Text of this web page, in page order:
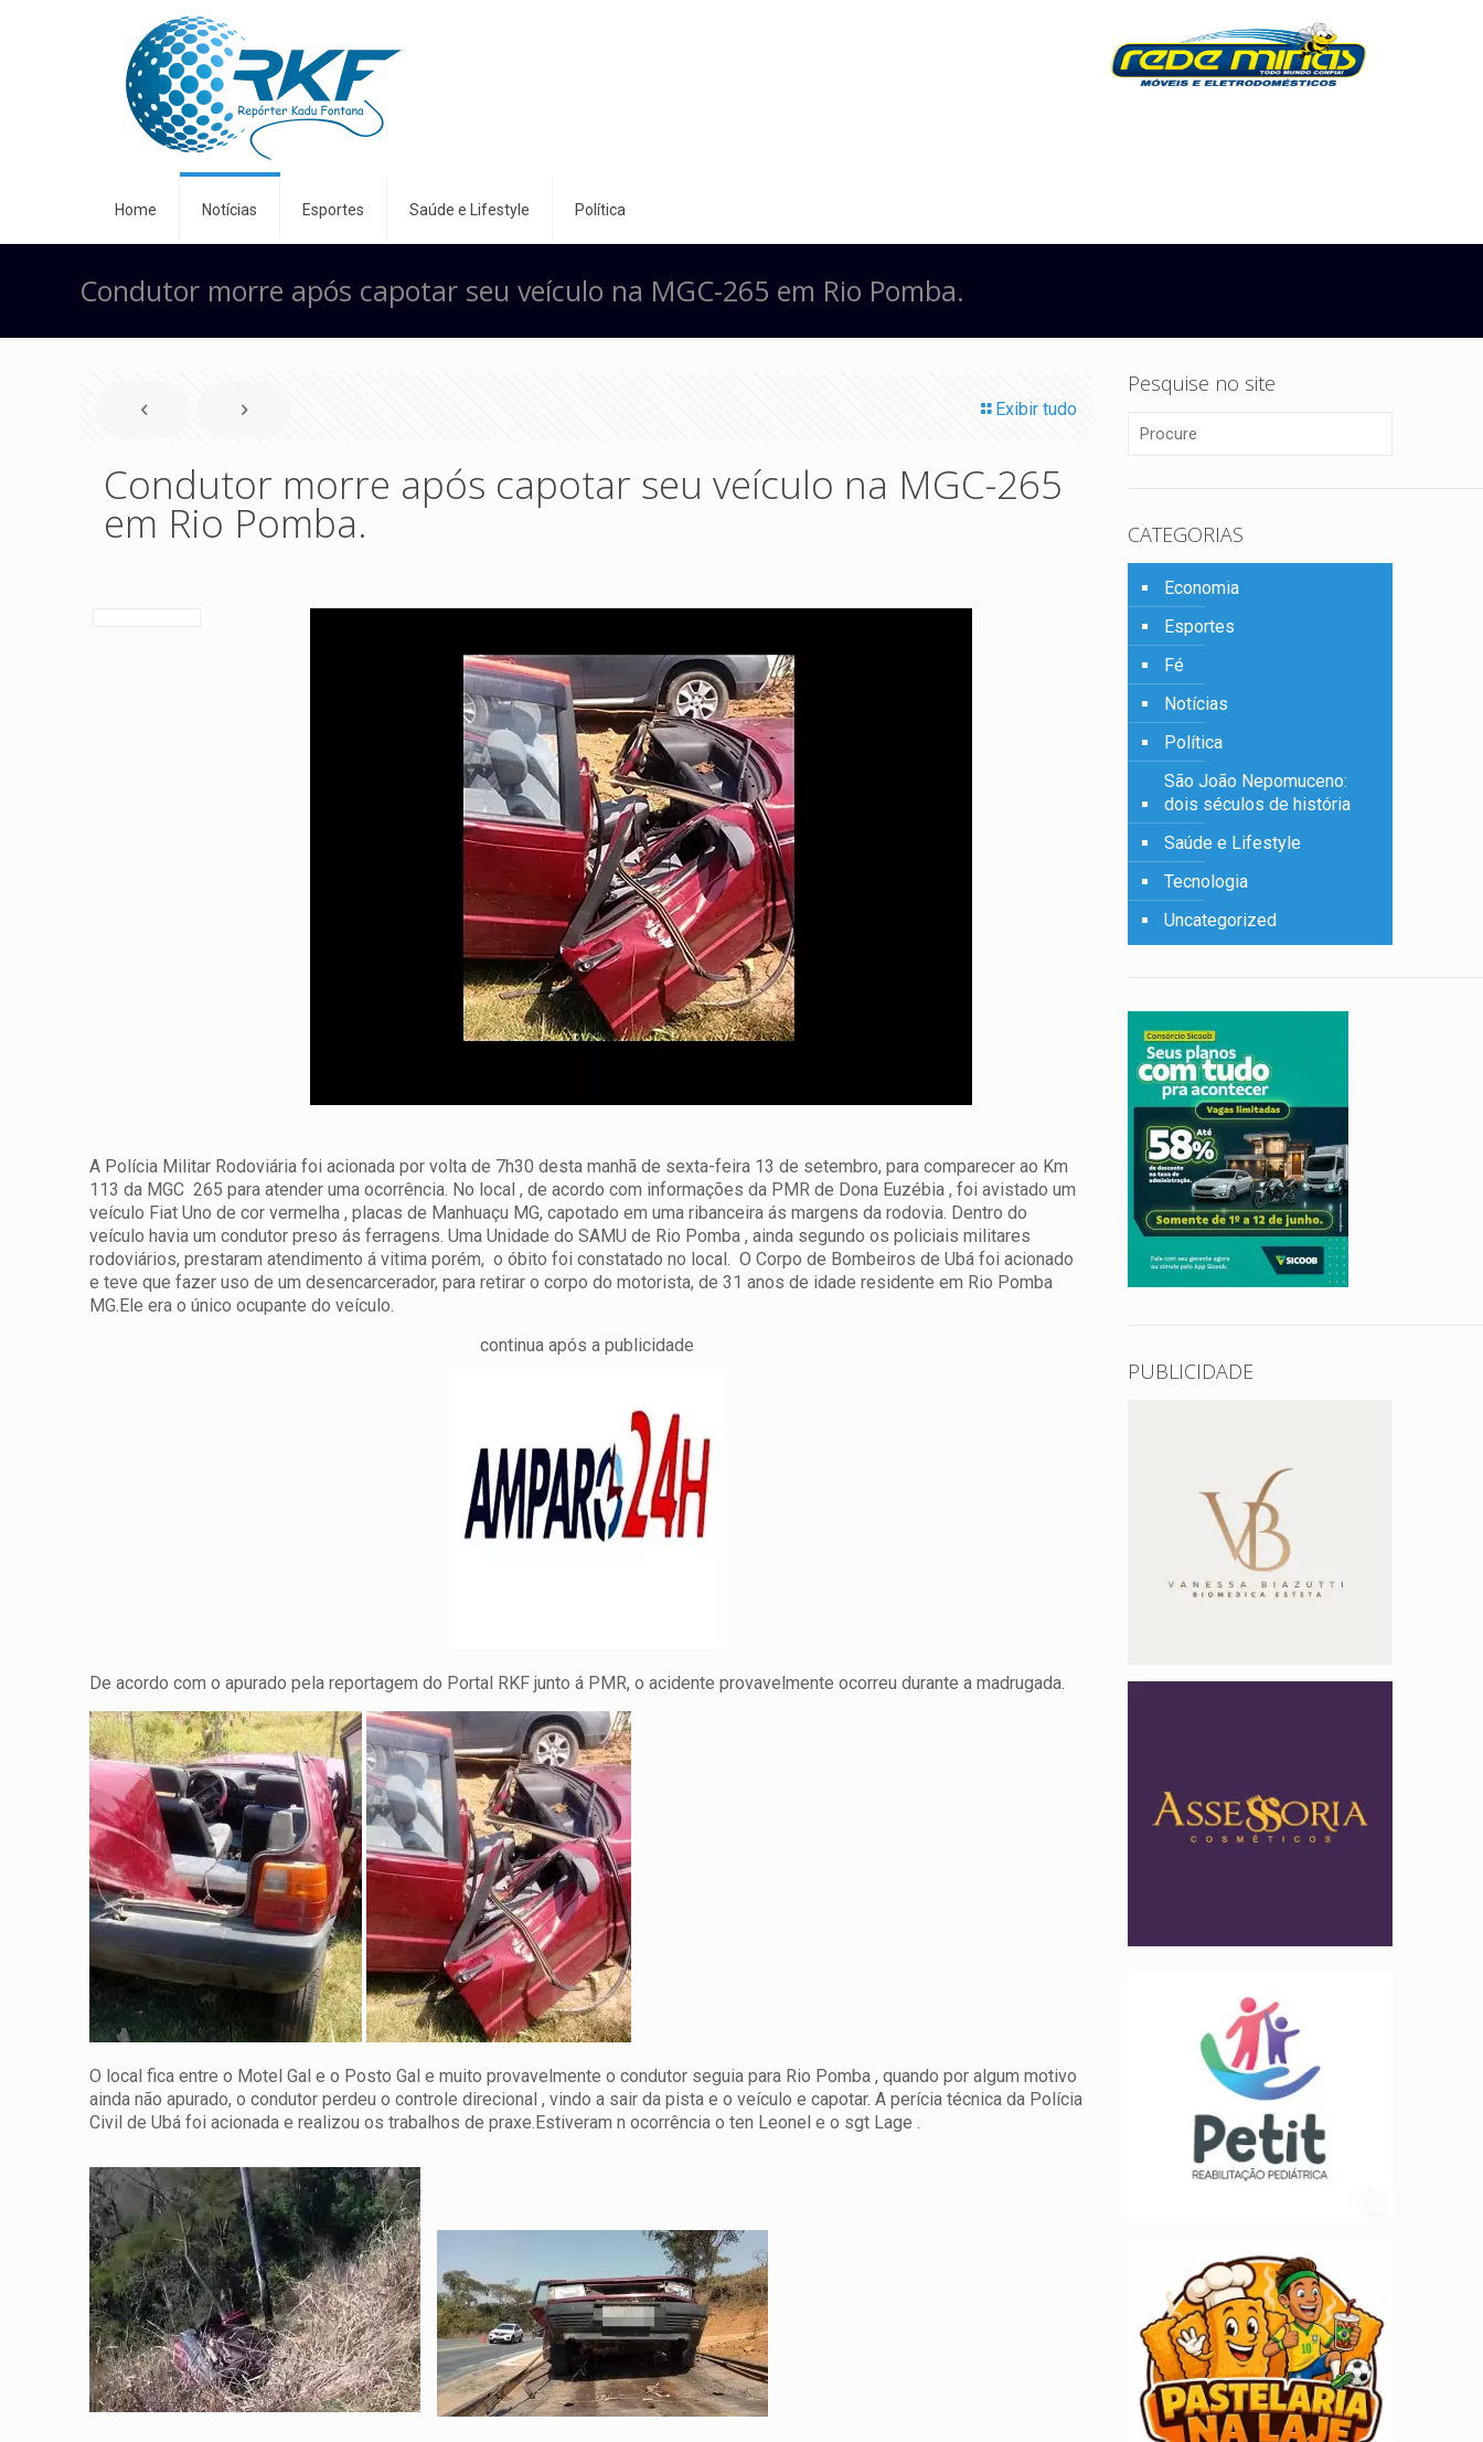
Home Notícias Esportes Saúde e Lifestyle Política
Condutor morre após capotar seu veículo na MGC-265 em Rio Pomba.
Exibir tudo
Condutor morre após capotar seu veículo na MGC-265
em Rio Pomba.
A Polícia Militar Rodoviária foi acionada por volta de 7h30 desta manhã de sexta-feira 13 de setembro, para comparecer ao Km
113 da MGC 265 para atender uma ocorrência. No local , de acordo com informações da PMR de Dona Euzébia , foi avistado um
veículo Fiat Uno de cor vermelha , placas de Manhuaçu MG, capotado em umaribanceira ás margens da rodovia. Dentro do
veículo havia um condutor preso ás ferragens. Uma Unidade do SAMU de Rio Pomba , ainda segundo os policiais militares
rodoviários, prestaram atendimento á vitima porém, o óbito foi constatado no local. O Corpo de Bombeiros de Ubá foi acionado
e teve que fazer uso de um desencarcerador, para retirar o corpo do motorista, de 31 anos de idade residente em Rio Pomba
MG.Ele era o único ocupante do veículo.
continua após a publicidade
De acordo com o apurado pela reportagem do Portal RKF junto á PMR, o acidente provavelmente ocorreu durante a madrugada.
O local fica entre o Motel Gal e o Posto Gal e muito provavelmente o condutor seguia para Rio Pomba , quando por algum motivo
ainda não apurado, o condutor perdeu o controle direcional , vindo a sair da pista e o veículo e capotar. A perícia técnica da Polícia
Civil de Ubá foi acionada e realizou os trabalhos de praxe.Estiveram n ocorrência o ten Leonel e o sgt Lage .
Pesquise no site
CATEGORIAS
Economia
Esportes
Fé
Notícias
Política
São João Nepomuceno:
dois séculos de história
Saúde e Lifestyle
Tecnologia
Uncategorized
PUBLICIDADE